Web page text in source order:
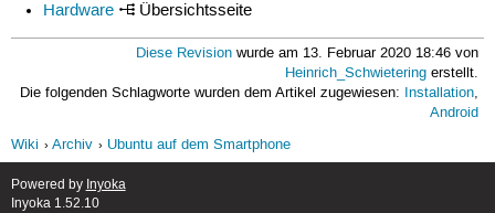
Hardware
Übersichtsseite
Diese Revision wurde am 13. Februar 2020 18:46 von
Heinrich_Schwietering erstellt.
Die folgenden Schlagworte wurden dem Artikel zugewiesen: Installation,
Android
Wiki
Archiv Ubuntu auf dem Smartphone
Powered by Inyoka
Inyoka 1.52.10